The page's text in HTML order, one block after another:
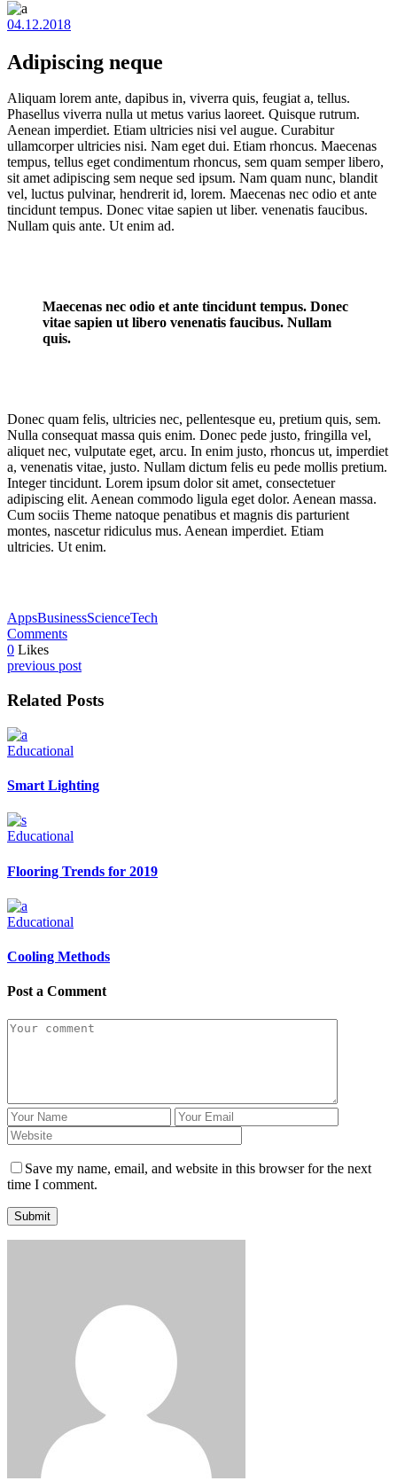
04.12.2018
Adipiscing neque
Aliquam lorem ante, dapibus in, viverra quis, feugiat a, tellus.
Phasellus viverra nulla ut metus varius laoreet. Quisque rutrum.
Aenean imperdiet. Etiam ultricies nisi vel augue. Curabitur
ullamcorper ultricies nisi. Nam eget dui. Etiam rhoncus. Maecenas
tempus, tellus eget condimentum rhoncus, sem quam semper libero,
sit amet adipiscing sem neque sed ipsum. Nam quam nunc, blandit
vel, luctus pulvinar, hendrerit id, lorem. Maecenas nec odio et ante
tincidunt tempus. Donec vitae sapien ut liber. venenatis faucibus.
Nullam quis ante. Ut enim ad.
Maecenas nec odio et ante tincidunt tempus. Donec
vitae sapien ut libero venenatis faucibus. Nullam
quis.
Donec quam felis, ultricies nec, pellentesque eu, pretium quis, sem.
Nulla consequat massa quis enim. Donec pede justo, fringilla vel,
aliquet nec, vulputate eget, arcu. In enim justo, rhoncus ut, imperdiet
a, venenatis vitae, justo. Nullam dictum felis eu pede mollis pretium.
Integer tincidunt. Lorem ipsum dolor sit amet, consectetuer
adipiscing elit. Aenean commodo ligula eget dolor. Aenean massa.
Cum sociis Theme natoque penatibus et magnis dis parturient
montes, nascetur ridiculus mus. Aenean imperdiet. Etiam
ultricies. Ut enim.
AppsBusinessScienceTech
Comments
0 Likes
previous post
Related Posts
Educational
Smart Lighting
Educational
Flooring Trends for 2019
Educational
Cooling Methods
Post a Comment
Save my name, email, and website in this browser for the next
time I comment.
Submit